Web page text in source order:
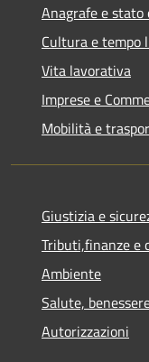
Anagrafe e stato
Cultura e tempo
Vita lavorativa
Imprese e
Mobilità e
Giustizia e
Tributi,finanze e
Ambiente
Salute,
Autorizzazioni